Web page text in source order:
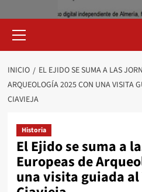
primario
INICIO
EL EJIDO SE SUMA A LAS
ARQUEOLOGÍA 2025 CON UNA VISITA
CIAVIEJA
Historia
El Ejido se suma a
Europeas de
una visita guiada